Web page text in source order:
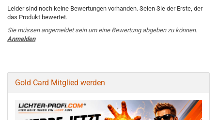
Leider sind noch keine Bewertungen vorhanden. Seien Sie der Erste, der
das Produkt bewertet.
Sie müssen angemeldet sein um eine Bewertung abgeben zu können.
Anmelden
Gold Card Mitglied werden